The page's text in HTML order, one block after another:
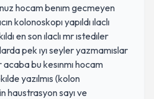
hocam benım gecmeyen
kolonoskopı yapıldı ılaclı
en son ılaclı mr ıstedıler
pek ıyı seyler yazmamıslar
acaba bu kesınmı hocam
yazılmıs (kolon
haustrasyon sayı ve